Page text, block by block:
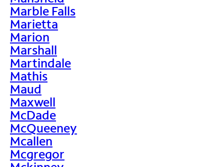
Marble Falls
Marietta
Marion
Marshall
Martindale
Mathis
Maud
Maxwell
McDade
McQueeney
Mcallen
Mcgregor